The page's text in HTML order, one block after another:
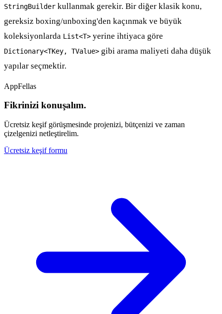
StringBuilder kullanmak gerekir. Bir diğer klasik konu,
gereksiz boxing/unboxing'den kaçınmak ve büyük
koleksiyonlarda List<T> yerine ihtiyaca göre
Dictionary<TKey, TValue> gibi arama maliyeti daha düşük
yapılar seçmektir.
AppFellas
Fikrinizi konuşalım.
Ücretsiz keşif görüşmesinde projenizi, bütçenizi ve zaman
çizelgenizi netleştirelim.
Ücretsiz keşif formu